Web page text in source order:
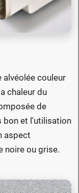
couleur
chaleur du
de
bon et l'utilisation
aspect
noire ou grise.